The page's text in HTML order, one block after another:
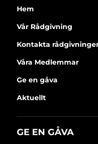
Hem
Vår Rådgivning
Kontakta
Våra Medlemmar
Ge en gåva
Aktuellt
GE EN GÅVA